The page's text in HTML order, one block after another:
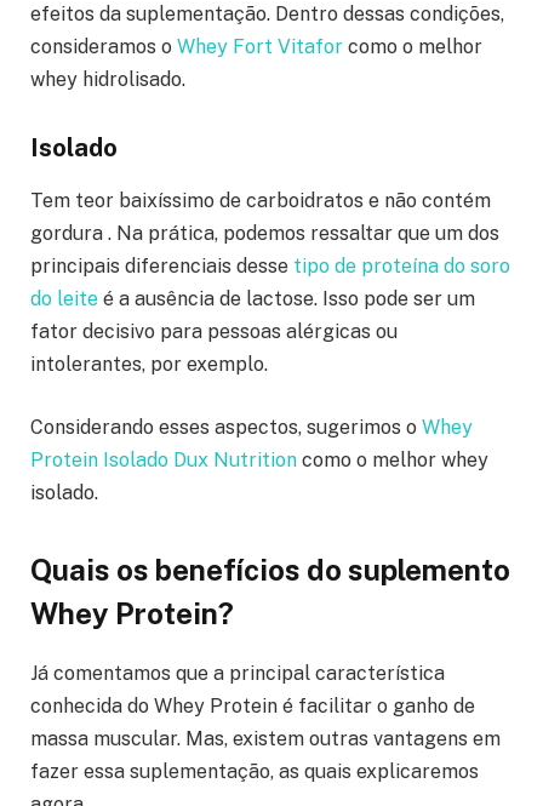
efeitos da suplementação. Dentro dessas condições,
consideramos o Whey Fort Vitafor como o melhor
whey hidrolisado.
Isolado
Tem teor baixíssimo de carboidratos e não contém
gordura . Na prática, podemos ressaltar que um dos
principais diferenciais desse tipo de proteína do soro
do leite é a ausência de lactose. Isso pode ser um
fator decisivo para pessoas alérgicas ou
intolerantes, por exemplo.
Considerando esses aspectos, sugerimos o Whey
Protein Isolado Dux Nutrition como o melhor whey
isolado.
Quais os benefícios do suplemento
Whey Protein?
Já comentamos que a principal característica
conhecida do Whey Protein é facilitar o ganho de
massa muscular. Mas, existem outras vantagens em
fazer essa suplementação, as quais explicaremos